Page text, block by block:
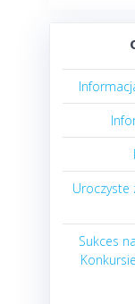
Uroczyste
Sukces